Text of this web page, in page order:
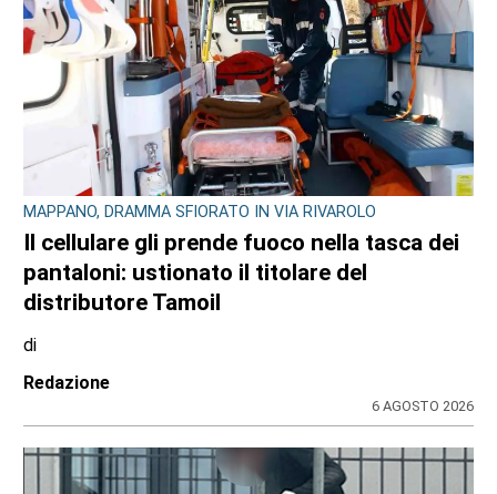
MAPPANO, DRAMMA SFIORATO IN VIA RIVAROLO
Il cellulare gli prende fuoco nella tasca dei
pantaloni: ustionato il titolare del
distributore Tamoil
di
Redazione
6 AGOSTO 2026